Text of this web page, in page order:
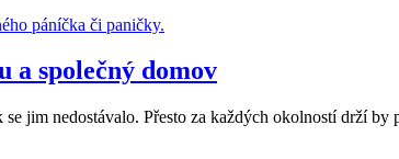
a společný domov
jim nedostávalo. Přesto za každých okolností drží by